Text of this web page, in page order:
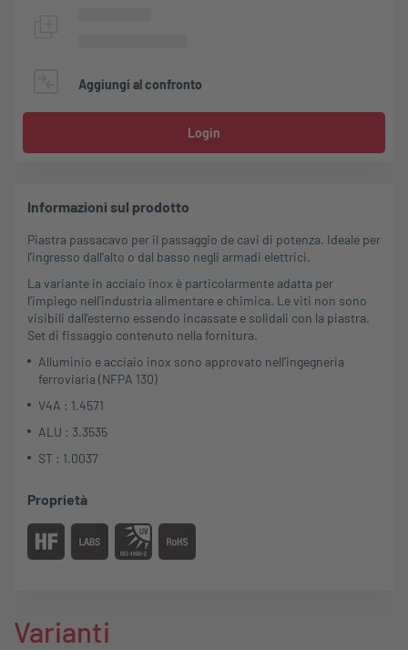
Aggiungi al confronto
Login
Informazioni sul prodotto
Piastra passacavo per il passaggio de cavi di potenza. Ideale per
l’ingresso dall’alto o dal basso negli armadi elettrici.
La variante in acciaio inox è particolarmente adatta per
l’impiego nell'industria alimentare e chimica. Le viti non sono
visibili dall'esterno essendo incassate e solidali con la piastra.
Set di fissaggio contenuto nella fornitura.
Alluminio e acciaio inox sono approvato nell'ingegneria
ferroviaria (NFPA 130)
V4A : 1.4571
ALU : 3.3535
ST : 1.0037
Proprietà
Varianti